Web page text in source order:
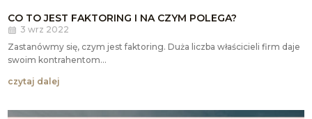
CO TO JEST FAKTORING I NA CZYM POLEGA?
3 wrz 2022
Zastanówmy się, czym jest faktoring. Duża liczba właścicieli firm daje
swoim kontrahentom...
czytaj dalej